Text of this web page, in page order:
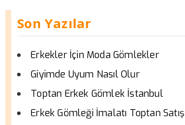
Son Yazılar
Erkekler İçin Moda Gömlekler
Giyimde Uyum Nasıl Olur
Toptan Erkek Gömlek İstanbul
Erkek Gömleği İmalatı Toptan Satış